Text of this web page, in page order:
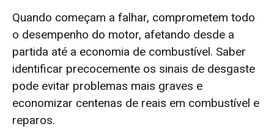
Quando começam a falhar, comprometem todo
o desempenho do motor, afetando desde a
partida até a economia de combustível. Saber
identificar precocemente os sinais de desgaste
pode evitar problemas mais graves e
economizar centenas de reais em combustível e
reparos.